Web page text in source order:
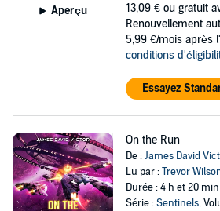
Aperçu 13,09 € ou gratuit
Renouvellement
5,99 €/mois après
conditions
Essayez
On the Run
De :James David
Lu par :Trevor
Durée : 4 h et 20 min
Série :Sentinels,